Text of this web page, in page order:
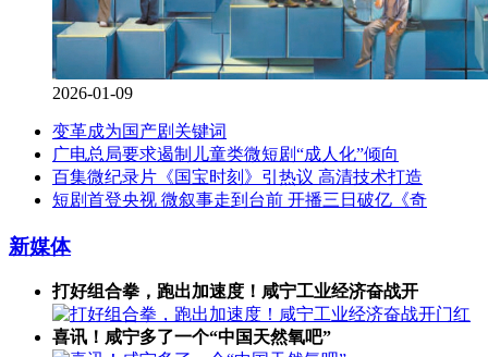
2026-01-09
变革成为国产剧关键词
广电总局要求遏制儿童类微短剧“成人化”倾向
百集微纪录片《国宝时刻》引热议 高清技术打造
短剧首登央视 微叙事走到台前 开播三日破亿《奇
新媒体
打好组合拳，跑出加速度！​咸宁工业经济奋战开
喜讯！咸宁多了一个“中国天然氧吧”